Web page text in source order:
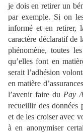
je dois en retirer un
par exemple. Si on
informé et en retirer,
caractère déclaratif de
phénomène, toutes
qu’elles font en
serait l’adhésion
en matière
l’avenir faire du Pay
recueillir des données
et de les croiser avec
à en anonymiser